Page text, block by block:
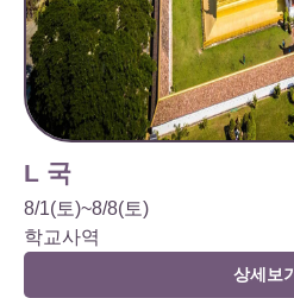
L 국
8/1(토)~8/8(토)
학교사역
상세보기